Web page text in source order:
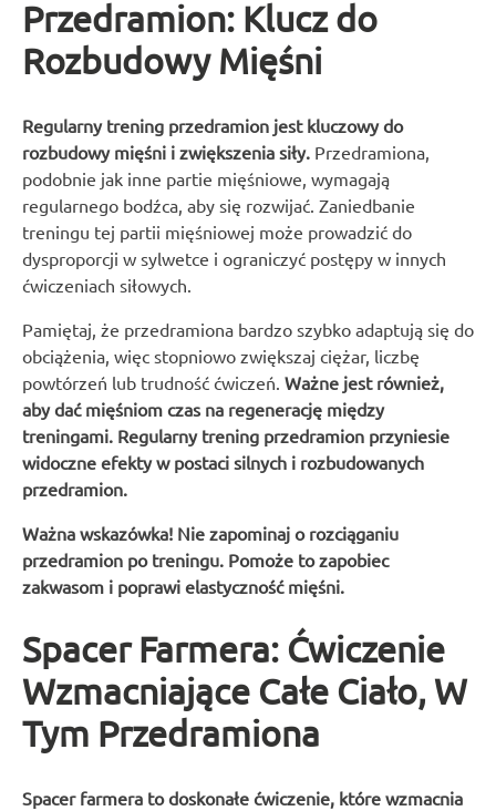
Przedramion: Klucz do
Rozbudowy Mięśni
Regularny trening przedramion jest kluczowy do
rozbudowy mięśni i zwiększenia siły. Przedramiona,
podobnie jak inne partie mięśniowe, wymagają
regularnego bodźca, aby się rozwijać. Zaniedbanie
treningu tej partii mięśniowej może prowadzić do
dysproporcji w sylwetce i ograniczyć postępy w innych
ćwiczeniach siłowych.
Pamiętaj, że przedramiona bardzo szybko adaptują się do
obciążenia, więc stopniowo zwiększaj ciężar, liczbę
powtórzeń lub trudność ćwiczeń. Ważne jest również,
aby dać mięśniom czas na regenerację między
treningami. Regularny trening przedramion przyniesie
widoczne efekty w postaci silnych i rozbudowanych
przedramion.
Ważna wskazówka! Nie zapominaj o rozciąganiu
przedramion po treningu. Pomoże to zapobiec
zakwasom i poprawi elastyczność mięśni.
Spacer Farmera: Ćwiczenie
Wzmacniające Całe Ciało, W
Tym Przedramiona
Spacer farmera to doskonałe ćwiczenie, które wzmacnia